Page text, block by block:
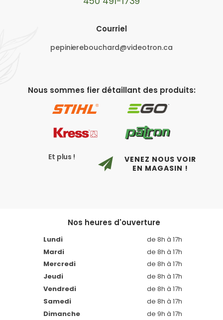
Courriel
pepinierebouchard@videotron.ca
Nous sommes fier détaillant des produits:
Et plus !
VENEZ NOUS VOIR
EN MAGASIN !
Nos heures d'ouverture
Lundi
de 8h à 17h
Mardi
de 8h à 17h
Mercredi
de 8h à 17h
Jeudi
de 8h à 17h
Vendredi
de 8h à 17h
Samedi
de 8h à 17h
Dimanche
de 9h à 17h